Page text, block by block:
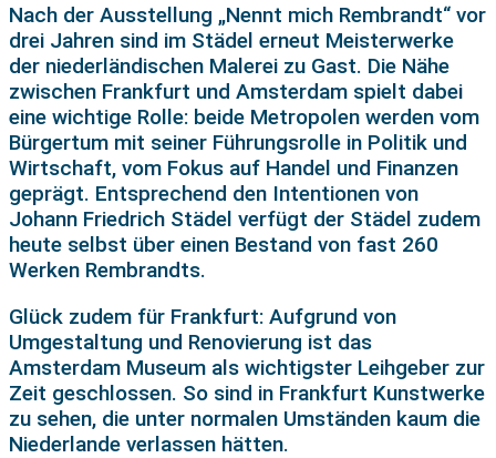
Nach der Ausstellung „Nennt mich Rembrandt“ vor
drei Jahren sind im Städel erneut Meisterwerke
der niederländischen Malerei zu Gast. Die Nähe
zwischen Frankfurt und Amsterdam spielt dabei
eine wichtige Rolle: beide Metropolen werden vom
Bürgertum mit seiner Führungsrolle in Politik und
Wirtschaft, vom Fokus auf Handel und Finanzen
geprägt. Entsprechend den Intentionen von
Johann Friedrich Städel verfügt der Städel zudem
heute selbst über einen Bestand von fast 260
Werken Rembrandts.
Glück zudem für Frankfurt: Aufgrund von
Umgestaltung und Renovierung ist das
Amsterdam Museum als wichtigster Leihgeber zur
Zeit geschlossen. So sind in Frankfurt Kunstwerke
zu sehen, die unter normalen Umständen kaum die
Niederlande verlassen hätten.